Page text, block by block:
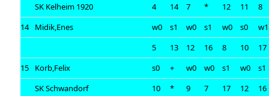
SK Kelheim 1920
4 14 7 * 12 11
8
14
Midik,Enes w0 s1 w0 s1 w0 s0
w1
5
13 12 16 8 10
17
15
Korb,Felix s0 + w0 w0 s1 w0
s1
SK Schwandorf
10 * 9 7 17 12 16